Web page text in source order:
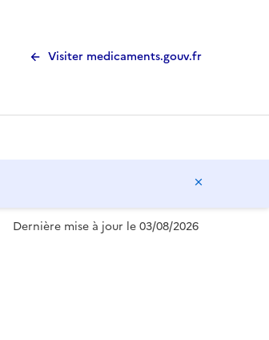
Visiter medicaments.gouv.fr
Dernière mise à jour le 03/08/2026